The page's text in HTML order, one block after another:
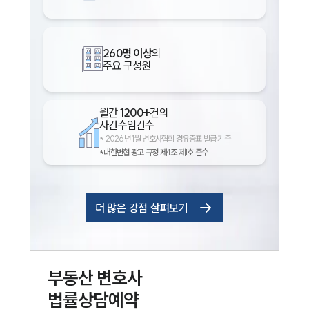
260명 이상의
주요 구성원
월간1200+건의
사건수임건수
* 2026년 1월 변호사협회 경유증표 발급 기준
*대한변협 광고 규정 제4조 제1호 준수
더 많은 강점 살펴보기
부동산변호사
법률상담예약